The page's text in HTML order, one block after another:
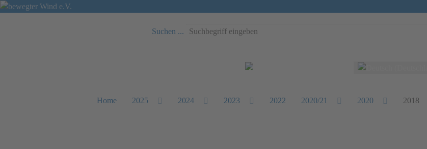
Suchen ...
Sprache auswählen
Home 2025 2024 2023 2022 2020/21 2020 2018